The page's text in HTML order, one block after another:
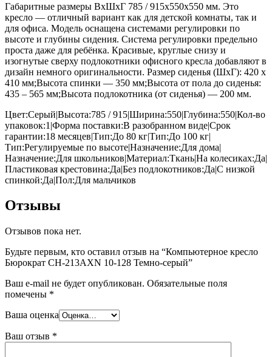
Габаритные размеры ВхШхГ 785 / 915x550x550 мм. Это
кресло — отличный вариант как для детской комнаты, так и
для офиса. Модель оснащена системами регулировки по
высоте и глубины сидения. Система регулировки предельно
проста даже для ребёнка. Красивые, круглые снизу и
изогнутые сверху подлокотники офисного кресла добавляют в
дизайн немного оригинальности. Размер сиденья (ШхГ): 420 х
410 мм;Высота спинки — 350 мм;Высота от пола до сиденья:
435 – 565 мм;Высота подлокотника (от сиденья) — 200 мм.
Цвет:Серый|Высота:785 / 915|Ширина:550|Глубина:550|Кол-во
упаковок:1|Форма поставки:В разобранном виде|Срок
гарантии:18 месяцев|Тип:До 80 кг|Тип:До 100 кг|
Тип:Регулируемые по высоте|Назначение:Для дома|
Назначение:Для школьников|Материал:Ткань|На колесиках:Да|
Пластиковая крестовина:Да|Без подлокотников:Да|С низкой
спинкой:Да|Пол:Для мальчиков
Отзывы
Отзывов пока нет.
Будьте первым, кто оставил отзыв на “Компьютерное кресло
Бюрократ CH-213AXN 10-128 Темно-серый”
Ваш e-mail не будет опубликован. Обязательные поля
помечены *
Ваша оценка
Ваш отзыв *